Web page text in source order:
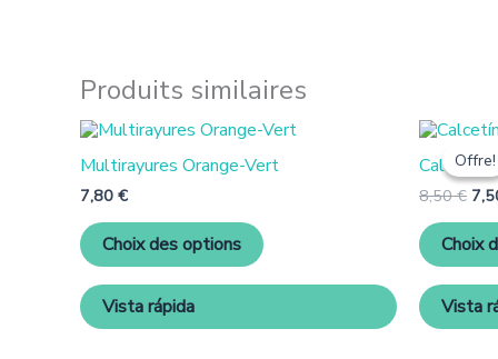
Produits similaires
Multirayures Orange-Vert
7,80 €
Choix des options
Ce
a
Les
options
Vista rápida
Offre!
Offre!
Calcetín
8,50€
Le
prix
Choix
Vista